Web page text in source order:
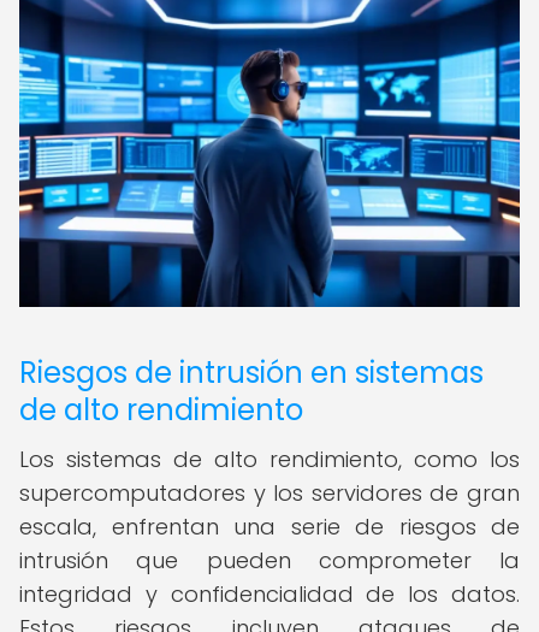
Riesgos de intrusión en sistemas
de alto rendimiento
Los sistemas de alto rendimiento, como los
supercomputadores y los servidores de gran
escala, enfrentan una serie de riesgos de
intrusión que pueden comprometer la
integridad y confidencialidad de los datos.